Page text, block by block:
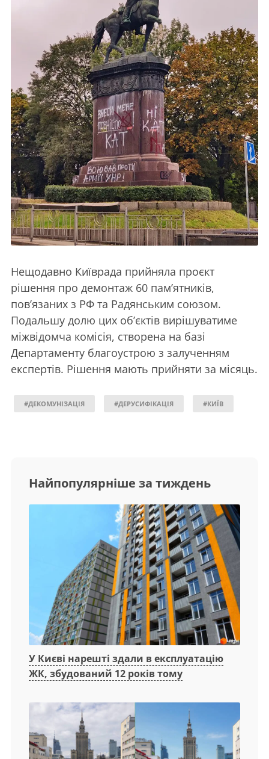
Нещодавно Київрада прийняла проєкт
рішення про демонтаж 60 пам’ятників,
пов’язаних з РФ та Радянським союзом.
Подальшу долю цих об’єктів вирішуватиме
міжвідомча комісія, створена на базі
Департаменту благоустрою з залученням
експертів. Рішення мають прийняти за місяць.
#ДЕКОМУНІЗАЦІЯ #ДЕРУСИФІКАЦІЯ #КИЇВ
Найпопулярніше за тиждень
У Києві нарешті здали в експлуатацію
ЖК, збудований 12 років тому